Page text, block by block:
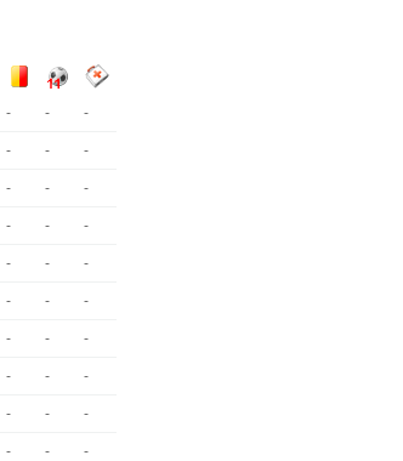
- - -
- - -
- - -
- - -
- - -
- - -
- - -
- - -
- - -
- - -